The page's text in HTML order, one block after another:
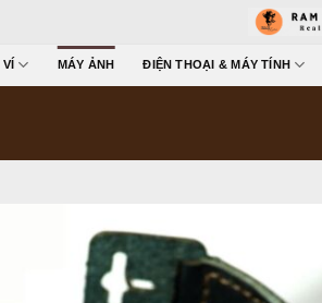
VÍ MÁY ẢNH ĐIỆN THOẠI & MÁY TÍNH